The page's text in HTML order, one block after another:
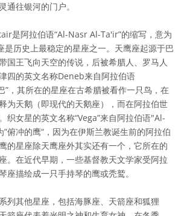
通往银河的门户。
是阿拉伯语“Al-Nasr Al-Ta'ir”的缩写，意为
是历史上最稳定的星座之一。天鹰座起源于巴
国王飞向天空的传说，后被希腊人、罗马人
四的英文名称Deneb来自阿拉伯语
”，其所在的星座在古希腊被看作一只鸟，在
为天鹅（即现代的天鹅座），而在阿拉伯世
织女星的英文名称“Vega”来自阿拉伯语"Al-
俯冲的鹰“，因为在伊斯兰教诞生前的阿拉伯
的星座除天鹰座外其实还有一个，它所在的
。在近代早期，一些基督教天文学家受阿拉
座描绘成一只手持琴的鹰或秃鹫。
列其他星座，包括海豚座、天箭座和狐狸